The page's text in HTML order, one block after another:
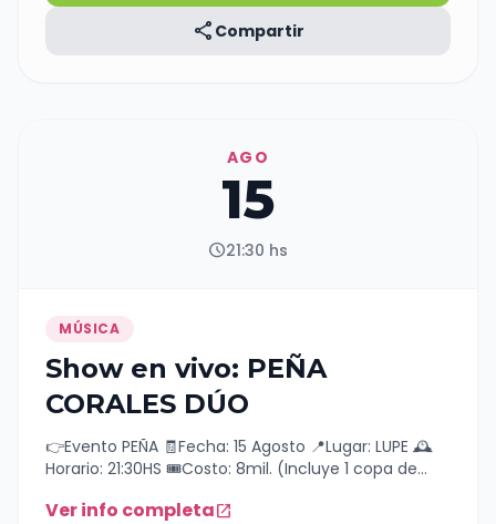
share Compartir
AGO
15
schedule21:30 hs
MÚSICA
Show en vivo: PEÑA
CORALES DÚO
👉Evento PEÑA 🧾Fecha: 15 Agosto 📍Lugar: LUPE 🕰️
Horario: 21:30HS 🎟️Costo: 8mil. (Incluye 1 copa de
Ver info completaopen_in_new